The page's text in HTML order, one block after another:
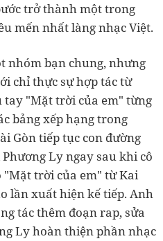
trở thành một trong
mến nhất làng nhạc Việt.
nhóm bạn chung, nhưng
chỉ thực sự hợp tác từ
"Mặt trời của em" từng
bảng xếp hạng trong
Gòn tiếp tục con đường
Ly ngay sau khi cô
trời của em" từ Kai
lần xuất hiện kế tiếp. Anh
tác thêm đoạn rap, sửa
Ly hoàn thiện phần nhạc